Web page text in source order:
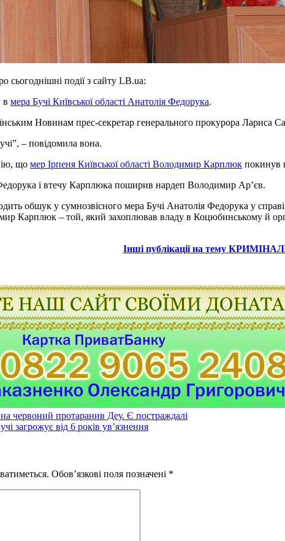
сьогоднішні події з сайту LB.ua:
в мера Бучі Київської області Анатолія Федорука.
Новинам прес-секретар генерального прокурора Лариса
– повідомила вона.
що мер Ірпеня Київської області Володимир Карплюк покинув
і втечу Карплюка поширив нардеп Володимир Ар’єв.
обшук у сумнозвісного мера Бучі Анатолія Федорука у
Карплюк – той, який захоплював владу в Коцюбинському й
Інші публікації на тему
червоний протаранив Деу. Є постраждалі
загрожує від 6 років ув’язнення
Обов’язкові поля позначені *